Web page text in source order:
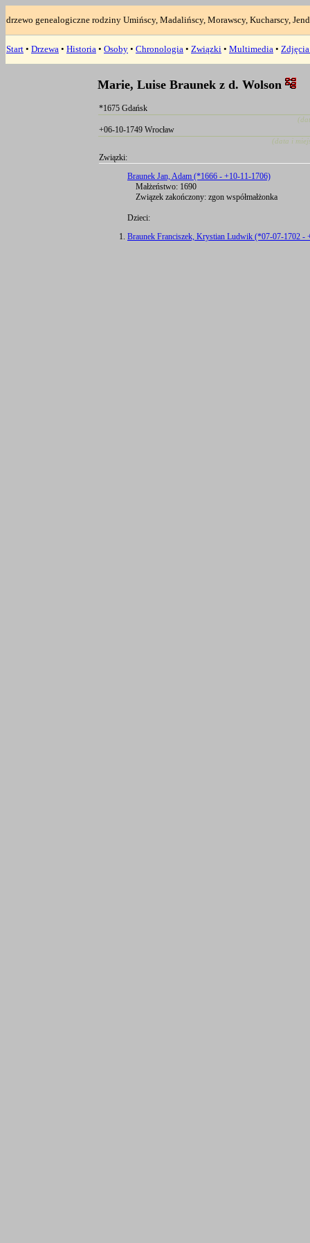
drzewo genealogiczne rodziny Umińscy, Madalińscy, Morawscy, Kucharscy,
Start • Drzewa • Historia • Osoby • Chronologia • Związki • Multimedia •
Marie, Luise Braunek z d. Wolson
*1675 Gdańsk
+06-10-1749 Wrocław
(data i
Związki:
Braunek Jan, Adam (*1666 - +10-11-1706)
Małżeństwo: 1690
Związek zakończony: zgon współmałżonka
Dzieci:
Braunek Franciszek, Krystian Ludwik (*07-07-1702 -